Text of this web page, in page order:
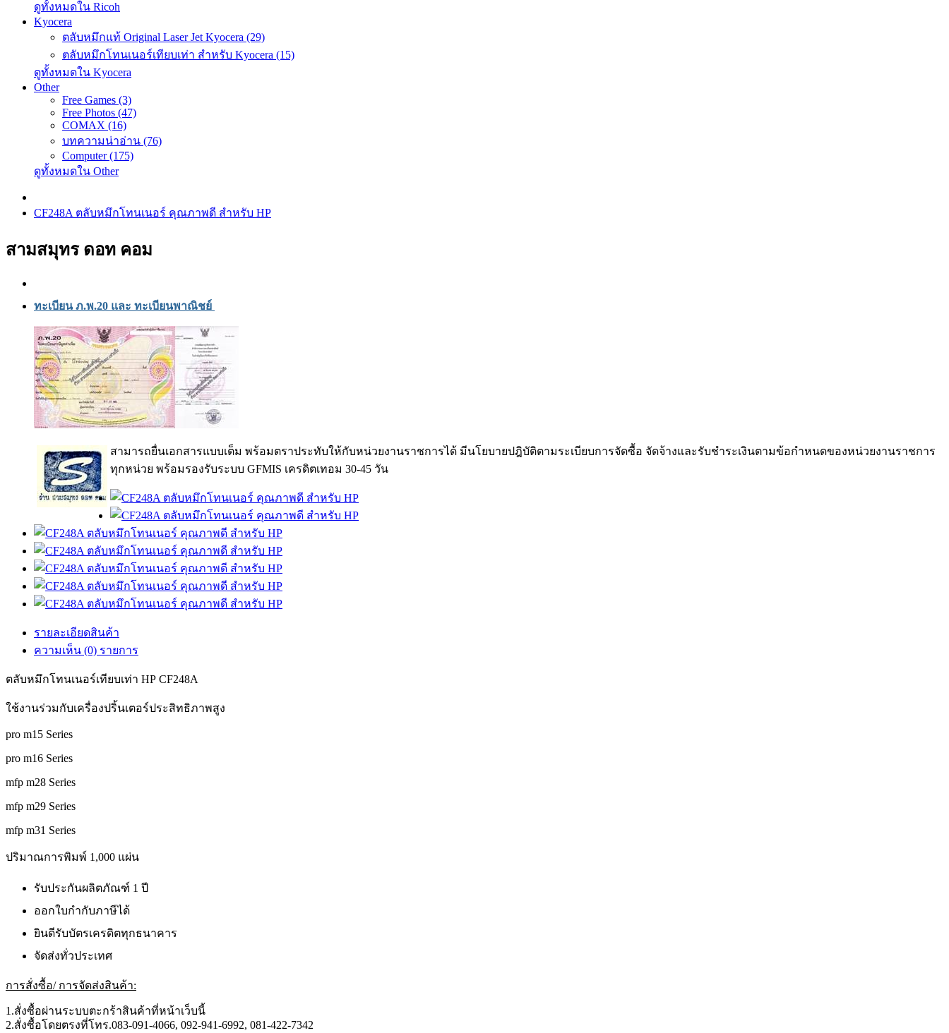
ดูทั้งหมดใน Ricoh
Kyocera
ตลับหมึกแท้ Original Laser Jet Kyocera (29)
ตลับหมึกโทนเนอร์เทียบเท่า สำหรับ Kyocera (15)
ดูทั้งหมดใน Kyocera
Other
Free Games (3)
Free Photos (47)
COMAX (16)
บทความน่าอ่าน (76)
Computer (175)
ดูทั้งหมดใน Other
CF248A ตลับหมึกโทนเนอร์ คุณภาพดี สำหรับ HP
สามสมุทร ดอท คอม
ทะเบียน ภ.พ.20 และ ทะเบียนพาณิชย์
สามารถยื่นเอกสารแบบเต็ม พร้อมตราประทับให้กับหน่วยงานราชการได้ มีนโยบายปฎิบัติตามระเบียบการจัดซื้อ จัดจ้างและรับชำระเงินตามข้อกำหนดของหน่วยงานราชการ
ทุกหน่วย พร้อมรองรับระบบ GFMIS เครดิตเทอม 30-45 วัน
รายละเอียดสินค้า
ความเห็น (0) รายการ
ตลับหมึกโทนเนอร์เทียบเท่า HP CF248A
ใช้งานร่วมกับเครื่องปริ้นเตอร์ประสิทธิภาพสูง
pro m15 Series
pro m16 Series
mfp m28 Series
mfp m29 Series
mfp m31 Series
ปริมาณการพิมพ์ 1,000 แผ่น
รับประกันผลิตภัณฑ์ 1 ปี
ออกใบกำกับภาษีได้
ยินดีรับบัตรเครดิตทุกธนาคาร
จัดส่งทั่วประเทศ
การสั่งซื้อ/ การจัดส่งสินค้า:
1.สั่งซื้อผ่านระบบตะกร้าสินค้าที่หน้าเว็บนี้
2.สั่งซื้อโดยตรงที่โทร.083-091-4066, 092-941-6992, 081-422-7342